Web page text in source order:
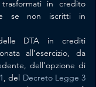
in credito
se non iscritti in
DTA in crediti
all’esercizio, da
dell’opzione di
, del Decreto Legge 3